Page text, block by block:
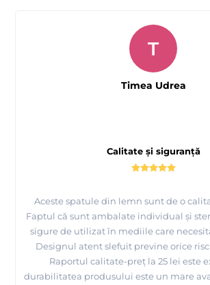
Calitate și siguranță
Aceste spatule din lemn sunt de o
Faptul că sunt ambalate individual și
sigure de utilizat în mediile care
Designul atent slefuit previne orice
Raportul calitate-preț la 25 lei este
durabilitatea produsului este un mare
T
Timea Udrea